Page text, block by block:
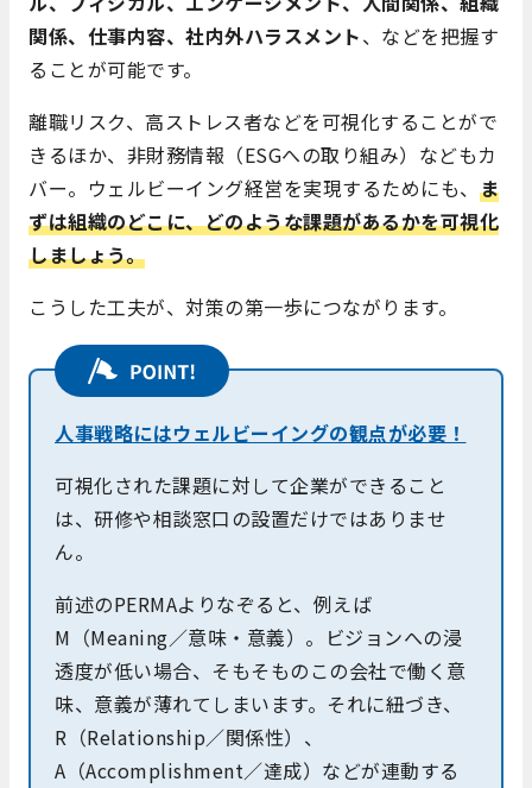
関係、仕事内容、社内外ハラスメント、などを把握す
ることが可能です。
離職リスク、高ストレス者などを可視化することがで
きるほか、非財務情報（ESGへの取り組み）などもカ
バー。ウェルビーイング経営を実現するためにも、 ま
ずは組織のどこに、どのような課題があるかを可視化
しましょう。
こうした工夫が、対策の第一歩につながります。
人事戦略にはウェルビーイングの観点が必要！
可視化された課題に対して企業ができること
は、研修や相談窓口の設置だけではありませ
ん。
前述のPERMAよりなぞると、例えば
M（Meaning／意味・意義）。ビジョンへの浸
透度が低い場合、そもそものこの会社で働く意
味、意義が薄れてしまいます。それに紐づき、
R（Relationship／関係性）、
A（Accomplishment／達成）などが連動する